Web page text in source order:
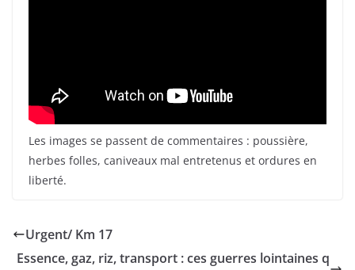
Les images se passent de commentaires : poussière,
herbes folles, caniveaux mal entretenus et ordures en
liberté.
Urgent/ Km 17
Essence, gaz, riz, transport : ces guerres lointaines q